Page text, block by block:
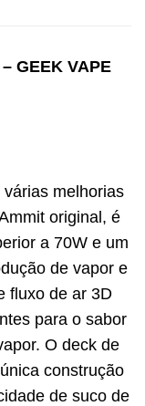
GEEK VAPE
melhorias
original, é
a 70W e um
de vapor e
fluxo de ar 3D
para o sabor
O deck de
construção
de suco de